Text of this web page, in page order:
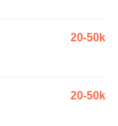
20-50k
20-50k